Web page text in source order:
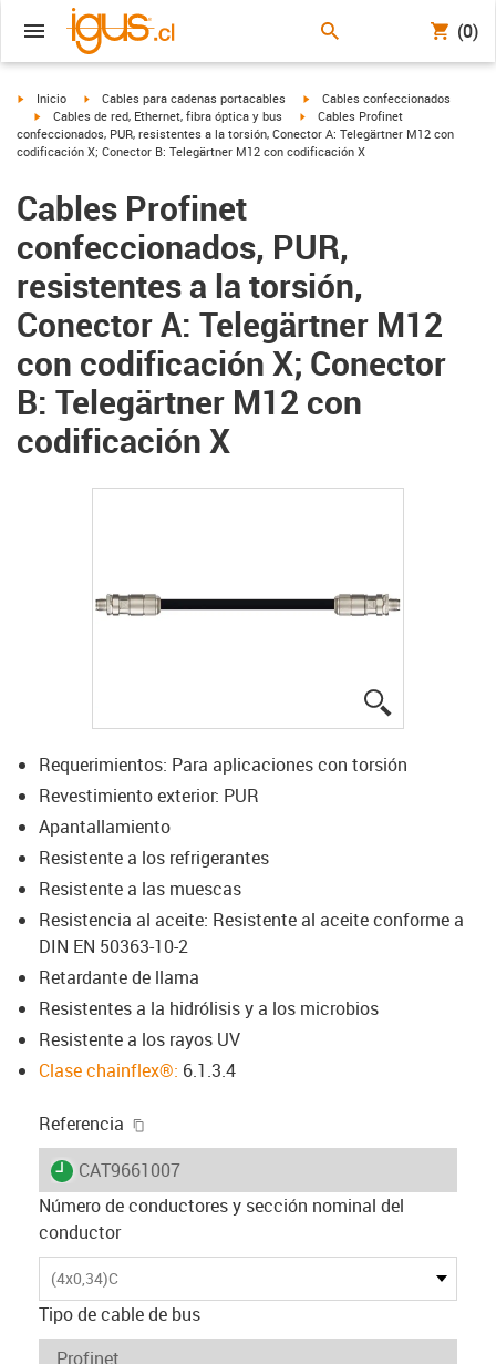
(0)
igus-icon-arrow-right
Inicio igus-icon-arrow-right
Cables para cadenas portacables igus-icon-arrow-right
Cables confeccionados
igus-icon-arrow-right
Cables de red, Ethernet, fibra óptica y bus igus-icon-arrow-right
Cables Profinet
confeccionados, PUR, resistentes a la torsión, Conector A: Telegärtner M12 con
codificación X; Conector B: Telegärtner M12 con codificación X
Cables Profinet
confeccionados, PUR,
resistentes a la torsión,
Conector A: Telegärtner M12
con codificación X; Conector
B: Telegärtner M12 con
codificación X
Requerimientos: Para aplicaciones con torsión
Revestimiento exterior: PUR
Apantallamiento
Resistente a los refrigerantes
Resistente a las muescas
Resistencia al aceite: Resistente al aceite conforme a
DIN EN 50363-10-2
Retardante de llama
Resistentes a la hidrólisis y a los microbios
Resistente a los rayos UV
Clase chainflex®: 6.1.3.4
Referencia
igus-icon-lieferzeit
CAT9661007
Número de conductores y sección nominal del
conductor
(4x0,34)C
Tipo de cable de bus